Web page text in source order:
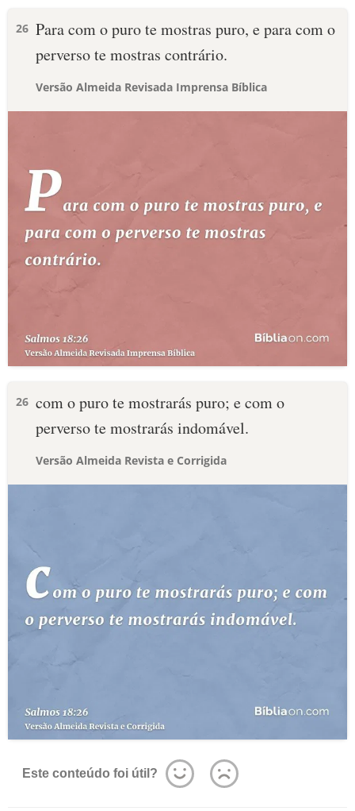
26 Para com o puro te mostras puro, e para com o
perverso te mostras contrário.
Versão Almeida Revisada Imprensa Bíblica
26 com o puro te mostrarás puro; e com o
perverso te mostrarás indomável.
Versão Almeida Revista e Corrigida
Este conteúdo foi útil?